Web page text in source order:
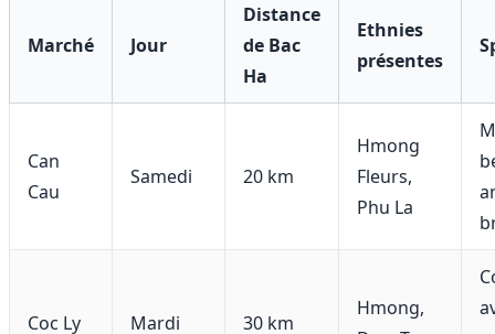
Marché Jour
Distance
de Bac
Ha
Ethnies
présentes
Can
Cau
Samedi 20 km
Hmong
Fleurs,
Phu La
Coc Ly Mardi 30 km
Hmong,